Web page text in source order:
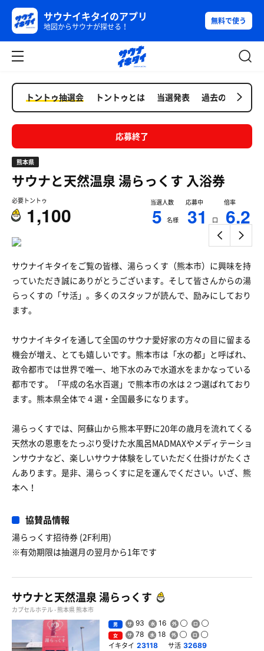
サウナイキタイのアプリ
地図からサウナが探せる！
無料で使う
トントゥ抽選会 トントゥとは 当選発表 過去の抽選会
応募終了
熊本県
サウナと天然温泉 湯らっくす 入浴券
必要トントゥ
1,100
当選人数
5 名様
応募中
31 口
倍率
6.2
サウナイキタイをご覧の皆様、湯らっくす（熊本市）に興味を持
っていただき誠にありがとうございます。そして皆さんからの湯
らっくすの「サ活」。多くのスタッフが読んで、励みにしており
ます。
サウナイキタイを通して全国のサウナ愛好家の方々の目に留まる
機会が増え、とても嬉しいです。熊本市は「水の都」と呼ばれ、
政令都市では世界で唯一、地下水のみで水道水をまかなっている
都市です。「平成の名水百選」で熊本市の水は２つ選ばれており
ます。熊本県全体で４選・全国最多になります。
湯らっくすでは、阿蘇山から熊本平野に20年の歳月を流れてくる
天然水の恩恵をたっぷり受けた水風呂MADMAXやメディテーショ
ンサウナなど、楽しいサウナ体験をしていただく仕掛けがたくさ
んあります。是非、湯らっくすに足を運んでください。いざ、熊
本へ！
協賛品情報
湯らっくす招待券 (2F利用)
※有効期限は抽選月の翌月から1年です
サウナと天然温泉 湯らっくす
カプセルホテル - 熊本県 熊本市
男 93 16
女 78 18
イキタイ 23118 サ活 32689